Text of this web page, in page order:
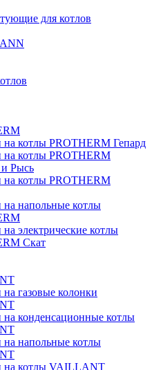
для котлов
на котлы PROTHERM Гепард
на котлы PROTHERM
Рысь
на котлы PROTHERM
на напольные котлы
на электрические котлы
Скат
на газовые колонки
на конденсационные котлы
на напольные котлы
на котлы VAILLANT